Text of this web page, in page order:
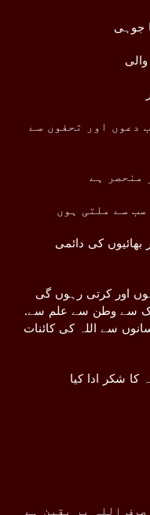
احباب دعوں اور تحفوں سے
اور بھائیوں کی دائمی
ہوں اور کرتی رہوں گی
پاک سے وطن سے علم سے.
سے اللہ کی کائنات